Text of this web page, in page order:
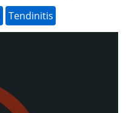
Tendinitis